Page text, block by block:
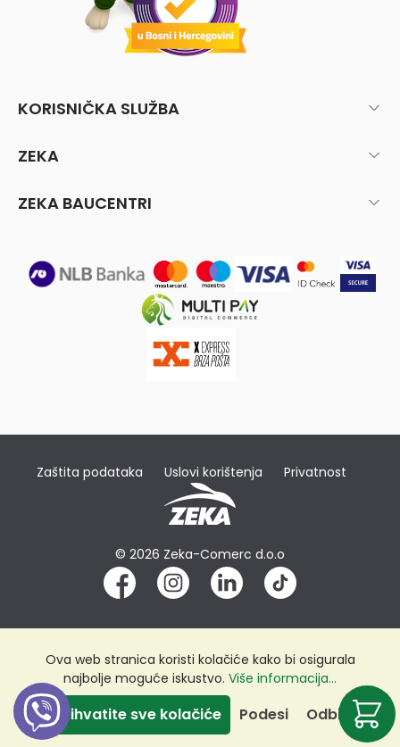
KORISNIČKA SLUŽBA
ZEKA
ZEKA BAUCENTRI
Zaštita podataka Uslovi korištenja Privatnost
© 2026 Zeka-Comerc d.o.o
Ova web stranica koristi kolačiće kako bi osigurala
najbolje moguće iskustvo. Više informacija...
Odbij
Podesi
Prihvatite sve kolačiće